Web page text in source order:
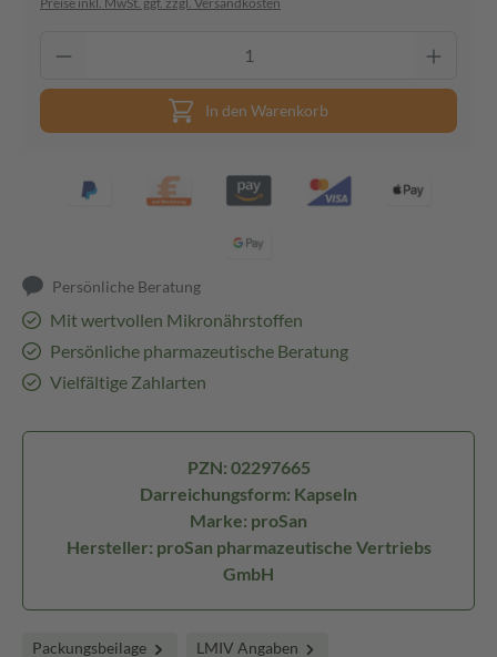
In den Warenkorb
Persönliche Beratung
Mit wertvollen Mikronährstoffen
Persönliche pharmazeutische Beratung
Vielfältige Zahlarten
PZN: 02297665
Darreichungsform: Kapseln
Marke: proSan
Hersteller: proSan pharmazeutische Vertriebs
GmbH
Packungsbeilage LMIV Angaben